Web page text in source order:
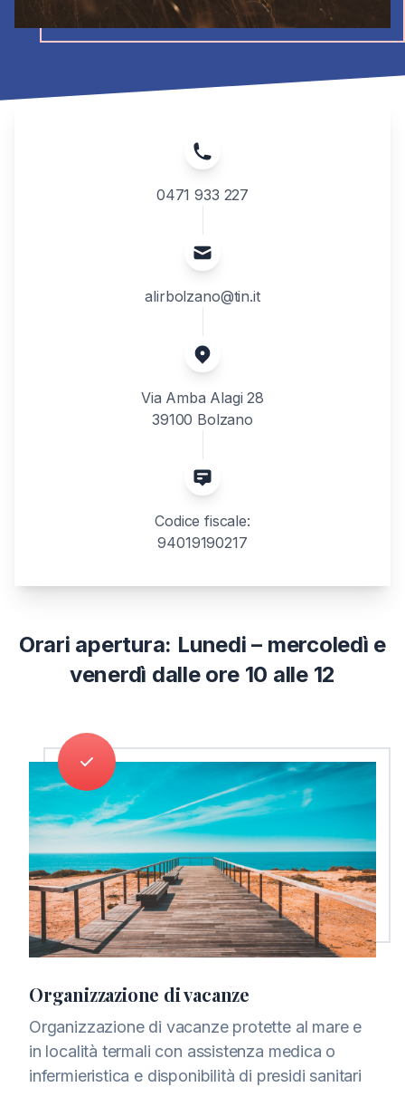
0471 933 227
alirbolzano@tin.it
Via Amba Alagi 28
39100 Bolzano
Codice fiscale:
94019190217
Orari apertura: Lunedi – mercoledì e
venerdì dalle ore 10 alle 12
Organizzazione di vacanze
Organizzazione di vacanze protette al mare e
in località termali con assistenza medica o
infermieristica e disponibilità di presidi sanitari